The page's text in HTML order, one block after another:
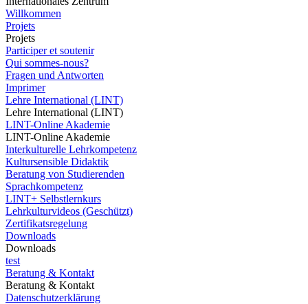
Willkommen
Projets
Projets
Participer et soutenir
Qui sommes-nous?
Fragen und Antworten
Imprimer
Lehre International (LINT)
Lehre International (LINT)
LINT-Online Akademie
LINT-Online Akademie
Interkulturelle Lehrkompetenz
Kultursensible Didaktik
Beratung von Studierenden
Sprachkompetenz
LINT+ Selbstlernkurs
Lehrkulturvideos (Geschützt)
Zertifikatsregelung
Downloads
Downloads
test
Beratung & Kontakt
Beratung & Kontakt
Datenschutzerklärung